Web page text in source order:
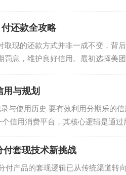
还款全攻略
取现的还款方式并非一成不变，背
罚息，维护良好信用。最初选择美
用与规划
与使用历史 要有效利用分期乐
信用消费平台，其核心逻辑是通
付套现技术新挑战
付产品的套现逻辑已从传统渠道转